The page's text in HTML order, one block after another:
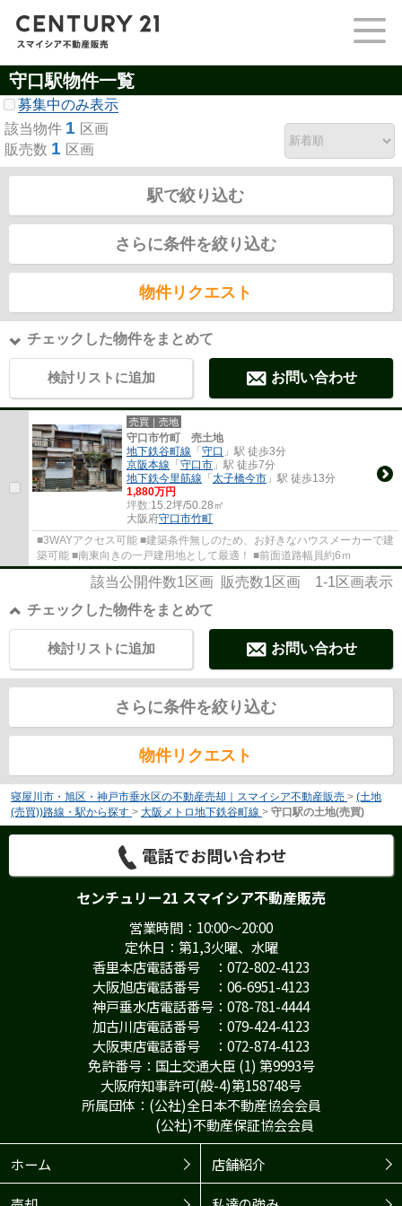
守口駅物件一覧
募集中のみ表示
該当物件 1 区画
販売数 1 区画
駅で絞り込む
さらに条件を絞り込む
物件リクエスト
チェックした物件をまとめて
検討リストに追加 お問い合わせ
売買｜売地
守口市竹町 売土地
地下鉄谷町線 「守口 」駅 徒歩3分
京阪本線 「守口市 」駅 徒歩7分
地下鉄今里筋線 「太子橋今市 」駅 徒歩13分
1,880万円
坪数:15.2坪/50.28㎡
大阪府守口市竹町
■3WAYアクセス可能 ■建築条件無しのため、お好きなハウスメーカーで建
築可能 ■南東向きの一戸建用地として最適！ ■前面道路幅員約6ｍ
該当公開件数1区画 販売数1区画 1-1区画表示
チェックした物件をまとめて
お問い合わせ
検討リストに追加
さらに条件を絞り込む
物件リクエスト
寝屋川市・旭区・神戸市垂水区の不動産売却｜スマイシア不動産販売 > (土地
(売買))路線・駅から探す > 大阪メトロ地下鉄谷町線 > 守口駅の土地(売買)
電話でお問い合わせ
センチュリー21 スマイシア不動産販売
営業時間：10:00～20:00
定休日：第1,3火曜、水曜
香里本店電話番号 ：072-802-4123
大阪旭店電話番号 ：06-6951-4123
神戸垂水店電話番号：078-781-4444
加古川店電話番号 ：079-424-4123
大阪東店電話番号 ：072-874-4123
免許番号：国土交通大臣 (1) 第9993号
大阪府知事許可(般-4)第158748号
所属団体：(公社)全日本不動産協会会員
(公社)不動産保証協会会員
ホーム
店舗紹介